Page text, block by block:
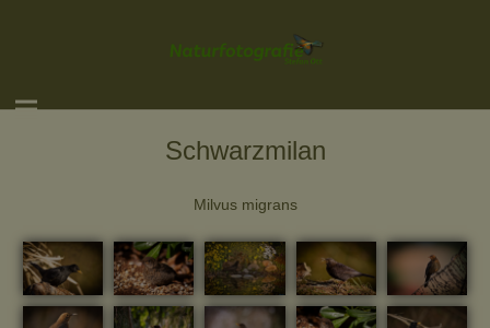
Schwarzmilan
Milvus migrans